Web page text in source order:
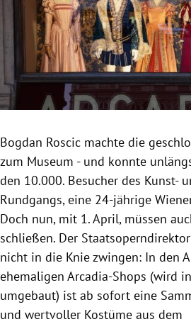
Untermenü
Untermenü
Untermenü
Bogdan Roscic machte die
zum Museum - und konnte
den 10.000. Besucher des Kunst-
Rundgangs, eine 24-jährige
Doch nun, mit 1. April, müssen
schließen. Der
nicht in die Knie zwingen: In den
ehemaligen Arcadia-Shops (wird
umgebaut) ist ab sofort eine
und wertvoller Kostüme aus dem